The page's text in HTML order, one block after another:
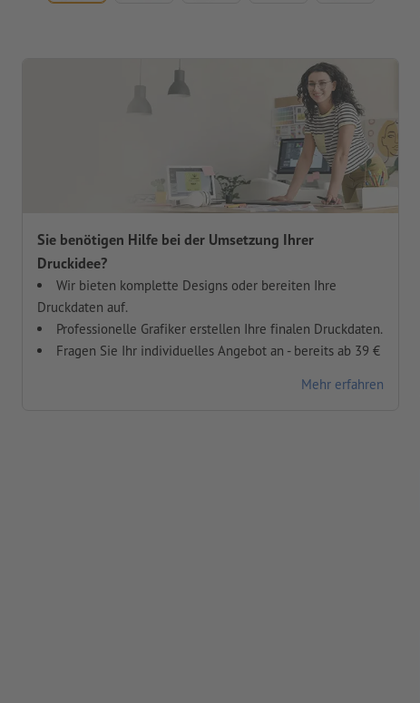
Sie benötigen Hilfe bei der Umsetzung Ihrer
Druckidee?
Wir bieten komplette Designs oder bereiten Ihre
Druckdaten auf.
Professionelle Grafiker erstellen Ihre finalen Druckdaten.
Fragen Sie Ihr individuelles Angebot an - bereits ab 39 €
Mehr erfahren